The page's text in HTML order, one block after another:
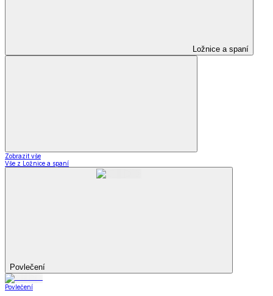
Ložnice a spaní
Zobrazit vše
Vše z Ložnice a spaní
Povlečení
Povlečení